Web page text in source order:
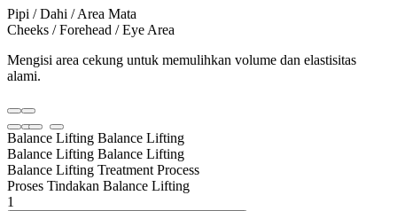
Pipi / Dahi / Area Mata
Cheeks / Forehead / Eye Area
Mengisi area cekung untuk memulihkan volume dan elastisitas
alami.
Balance Lifting Balance Lifting
Balance Lifting Balance Lifting
Balance Lifting Treatment Process
Proses Tindakan Balance Lifting
1